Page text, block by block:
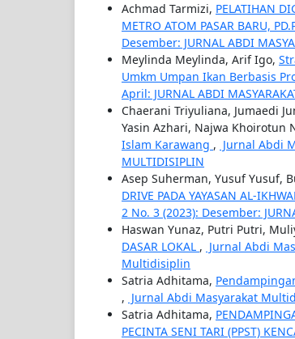
Achmad Tarmizi, PELATIHAN
METRO ATOM PASAR BARU,
Desember: JURNAL ABDI
Meylinda Meylinda, Arif Igo,
Umkm Umpan Ikan Berbasis
April: JURNAL ABDI
Chaerani Triyuliana, Jumaedi
Yasin Azhari, Najwa Khoirotun
Islam Karawang , Jurnal Abdi
MULTIDISIPLIN
Asep Suherman, Yusuf Yusuf,
DRIVE PADA YAYASAN AL-
2 No. 3 (2023): Desember:
Haswan Yunaz, Putri Putri,
DASAR LOKAL , Jurnal Abdi
Multidisiplin
Satria Adhitama,
, Jurnal Abdi Masyarakat
Satria Adhitama,
PECINTA SENI TARI (PPST)